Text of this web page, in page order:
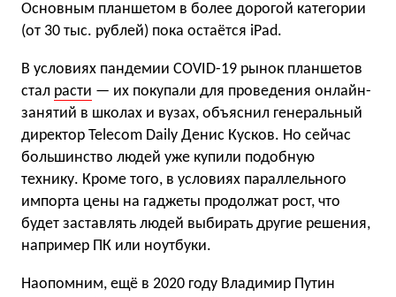
Основным планшетом в более дорогой категории
(от 30 тыс. рублей) пока остаётся iPad.
В условиях пандемии COVID-19 рынок планшетов
стал расти — их покупали для проведения онлайн-
занятий в школах и вузах, объяснил генеральный
директор Telecom Daily Денис Кусков. Но сейчас
большинство людей уже купили подобную
технику. Кроме того, в условиях параллельного
импорта цены на гаджеты продолжат рост, что
будет заставлять людей выбирать другие решения,
например ПК или ноутбуки.
Наопомним, ещё в 2020 году Владимир Путин